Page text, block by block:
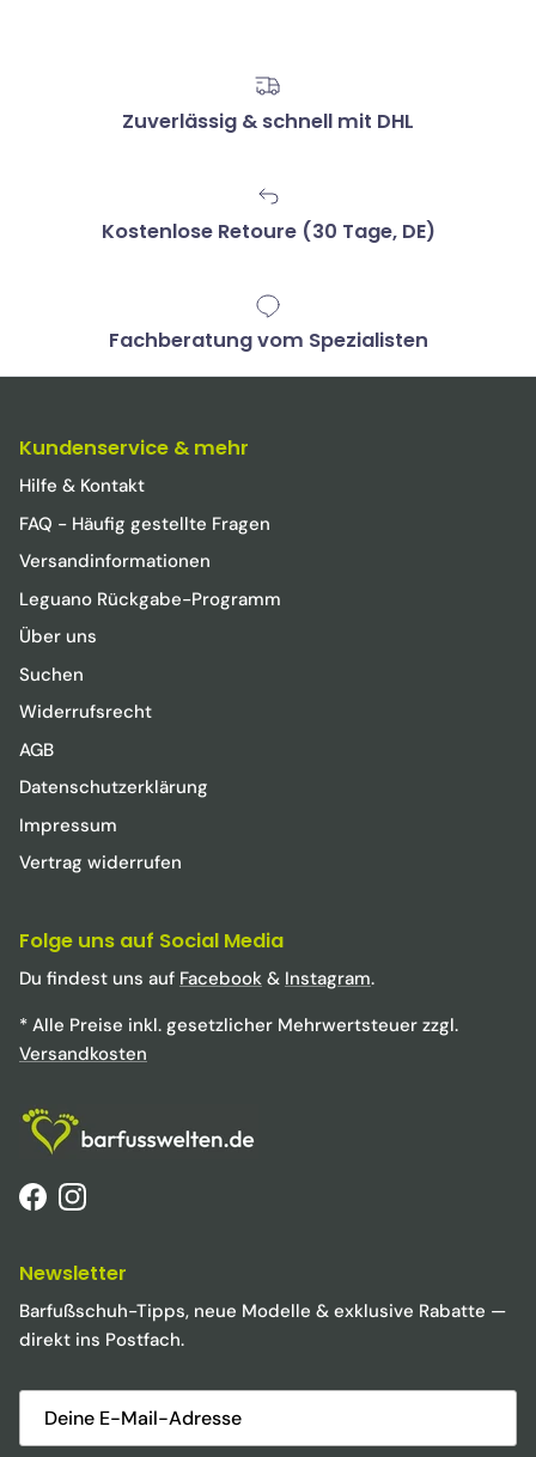
Zuverlässig & schnell mit DHL
Kostenlose Retoure (30 Tage, DE)
Fachberatung vom Spezialisten
Kundenservice & mehr
Hilfe & Kontakt
FAQ - Häufig gestellte Fragen
Versandinformationen
Leguano Rückgabe-Programm
Über uns
Suchen
Widerrufsrecht
AGB
Datenschutzerklärung
Impressum
Vertrag widerrufen
Folge uns auf Social Media
Du findest uns auf Facebook & Instagram.
* Alle Preise inkl. gesetzlicher Mehrwertsteuer zzgl.
Versandkosten
FacebookInstagram
Newsletter
Barfußschuh-Tipps, neue Modelle & exklusive Rabatte —
direkt ins Postfach.